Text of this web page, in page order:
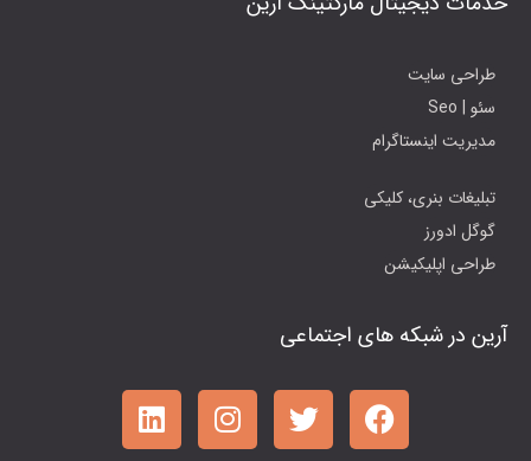
طراحی سایت
سئو | Seo
مدیریت اینستاگرام
تبلیغات بنری، کلیکی
گوگل ادورز
طراحی اپلیکیشن
آرین در شبکه های اجتماعی